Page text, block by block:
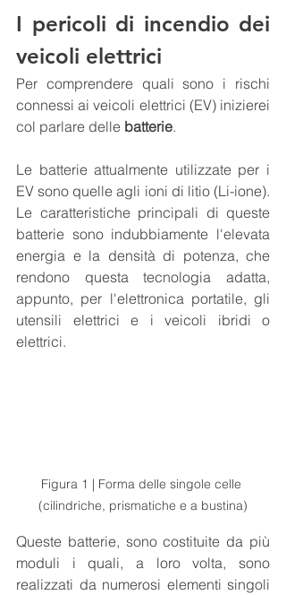
I pericoli di incendio dei
veicoli elettrici
Per comprendere quali sono i rischi
connessi ai veicoli elettrici (EV) inizierei
col parlare delle batterie.
Le batterie attualmente utilizzate per i
EV sono quelle agli ioni di litio (Li-ione).
Le caratteristiche principali di queste
batterie sono indubbiamente l'elevata
energia e la densità di potenza, che
rendono questa tecnologia adatta,
appunto, per l'elettronica portatile, gli
utensili elettrici e i veicoli ibridi o
elettrici.
Figura 1 | Forma delle singole celle
(cilindriche, prismatiche e a bustina)
Queste batterie, sono costituite da più
moduli i quali, a loro volta, sono
realizzati da numerosi elementi singoli